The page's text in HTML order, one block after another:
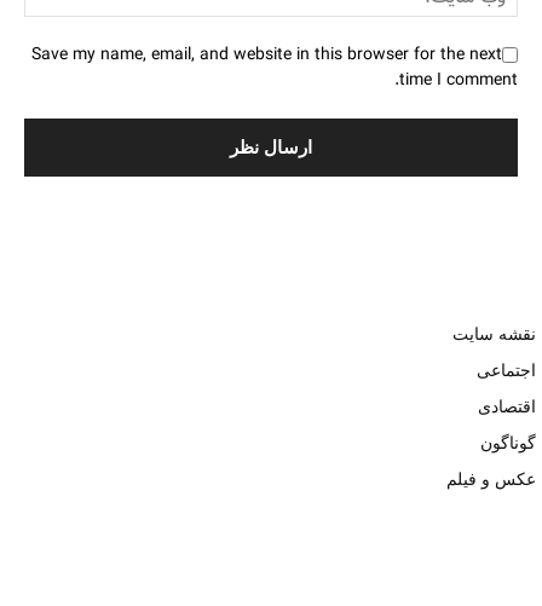
Save my name, email, and website in this browser for the next
time I comment.
نقشه سایت
اجتماعی
اقتصادی
گوناگون
عکس و فیلم